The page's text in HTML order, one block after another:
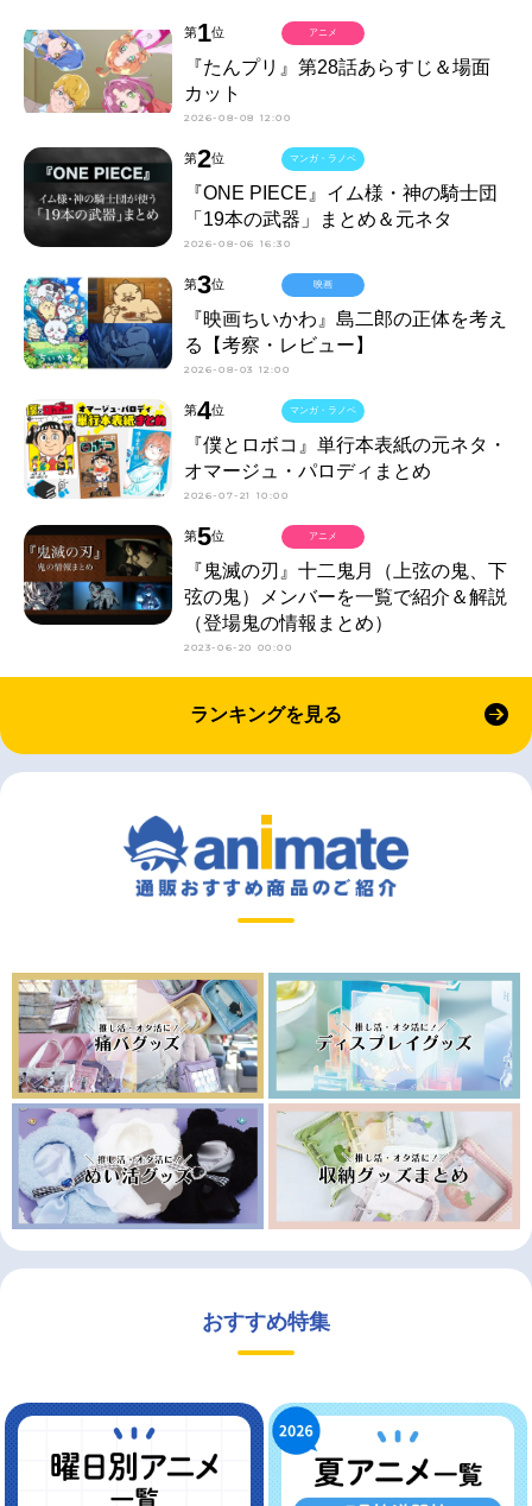
第1位
『たんプリ』第28話あらすじ＆場面
カット
2026-08-08 12:00
アニメ
第2位
『ONE PIECE』イム様・神の騎士団
「19本の武器」まとめ＆元ネタ
2026-08-06 16:30
マンガ・ラノベ
第3位
『映画ちいかわ』島二郎の正体を考え
る【考察・レビュー】
2026-08-03 12:00
映画
第4位
『僕とロボコ』単行本表紙の元ネタ・
オマージュ・パロディまとめ
2026-07-21 10:00
マンガ・ラノベ
第5位
『鬼滅の刃』十二鬼月（上弦の鬼、下
弦の鬼）メンバーを一覧で紹介＆解説
（登場鬼の情報まとめ）
2023-06-20 00:00
アニメ
ランキングを見る
おすすめ特集